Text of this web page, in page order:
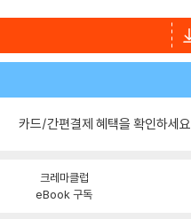
카드/간편결제 혜택을 확인하세요
크레마클럽
eBook 구독